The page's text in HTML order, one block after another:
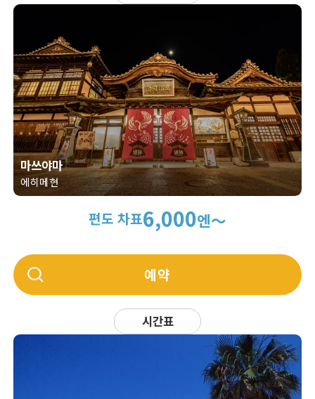
마쓰야마
에히메현
편도 차표6,000엔～
예약
시간표